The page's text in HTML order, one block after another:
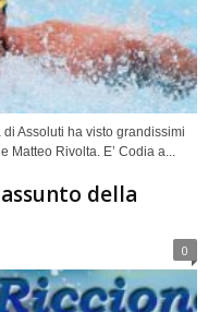
Assoluti ha visto grandissimi
Matteo Rivolta. E’ Codia a...
della
0